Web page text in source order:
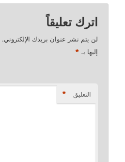
اترك تعليقاً
لن يتم نشر عنوان بريدك الإلكتروني.
إليها بـ *
التعليق *